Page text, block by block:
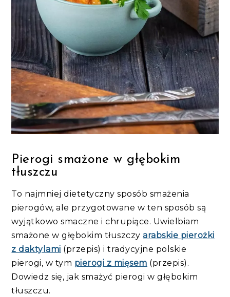
Pierogi smażone w głębokim
tłuszczu
To najmniej dietetyczny sposób smażenia
pierogów, ale przygotowane w ten sposób są
wyjątkowo smaczne i chrupiące. Uwielbiam
smażone w głębokim tłuszczyarabskie pierożki
z daktylami (przepis) i tradycyjne polskie
pierogi, w tym pierogi z mięsem (przepis).
Dowiedz się, jak smażyć pierogi w głębokim
tłuszczu.